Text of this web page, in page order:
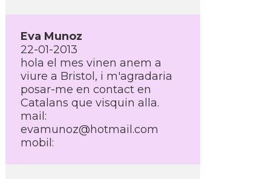
Eva Munoz
22-01-2013
hola el mes vinen anem a
viure a Bristol, i m'agradaria
posar-me en contact en
Catalans que visquin alla.
mail:
evamunoz@hotmail.com
mobil: